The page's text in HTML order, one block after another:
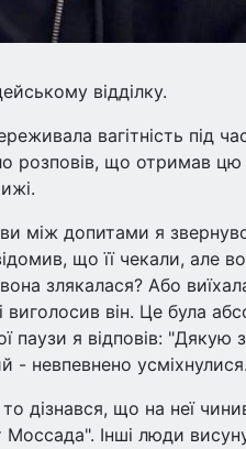
відділку.
вагітність під
розповів, що отримав цю
між допитами я
що її чекали, але
злякалася? Або
він. Це була
паузи я відповів: "Дякую
- невпевнено усміхнулися.
дізнався, що на неї
Інші люди